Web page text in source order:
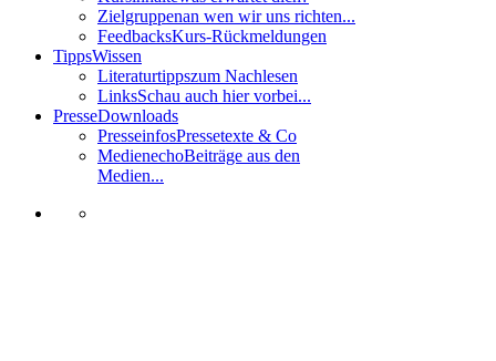
Zielgruppenan wen wir uns richten...
FeedbacksKurs-Rückmeldungen
TippsWissen
Literaturtippszum Nachlesen
LinksSchau auch hier vorbei...
PresseDownloads
PresseinfosPressetexte & Co
MedienechoBeiträge aus den
Medien...